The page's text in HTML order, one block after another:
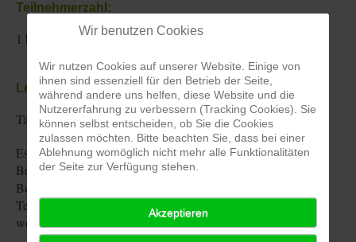
Teilnehmerzahl:
1 bis 4 Teilnehmer
Leistungen:
Täglich zwei Jin Shin Jyutsu Behandlungen à einer Stunde
Es besteht auch die Möglichkeit einer Kur in meiner Praxis in
Berlin. Dabei gebe ich täglich (Mo. bis Fr.) 1 bis 2
Behandlungen über einen Zeitraum von 1 bis 2 Wochen.
Termine, Dauer und Häufigkeit können individuell vereinbart
werden.
Wir benutzen Cookies
Wir nutzen Cookies auf unserer Website. Einige von
ihnen sind essenziell für den Betrieb der Seite,
während andere uns helfen, diese Website und die
Nutzererfahrung zu verbessern (Tracking Cookies). Sie
können selbst entscheiden, ob Sie die Cookies
zulassen möchten. Bitte beachten Sie, dass bei einer
Ablehnung womöglich nicht mehr alle Funktionalitäten
der Seite zur Verfügung stehen.
Akzeptieren